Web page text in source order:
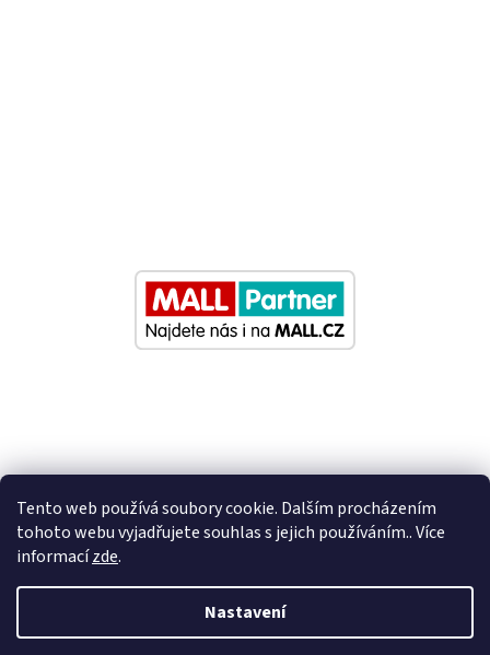
Tento web používá soubory cookie. Dalším procházením
tohoto webu vyjadřujete souhlas s jejich používáním.. Více
informacízde.
Nastavení
Nastavil tým EshopyUmíme.cz